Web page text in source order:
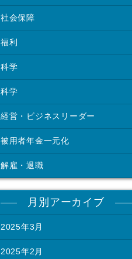
社会保障
福利
科学
科学
経営・ビジネスリーダー
被用者年金一元化
解雇・退職
月別アーカイブ
2025年3月
2025年2月